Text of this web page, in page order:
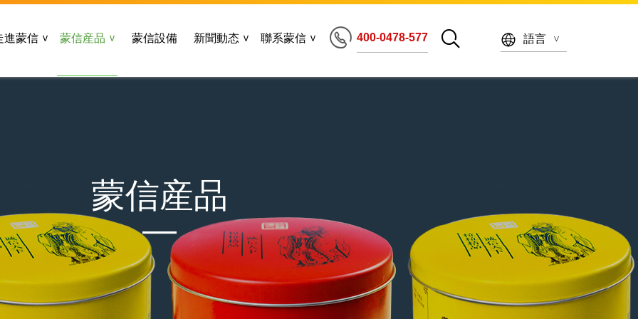
進蒙信 蒙信産品 蒙信設備 新聞動态 聯系蒙信 語言
400-0478-577
蒙信産品